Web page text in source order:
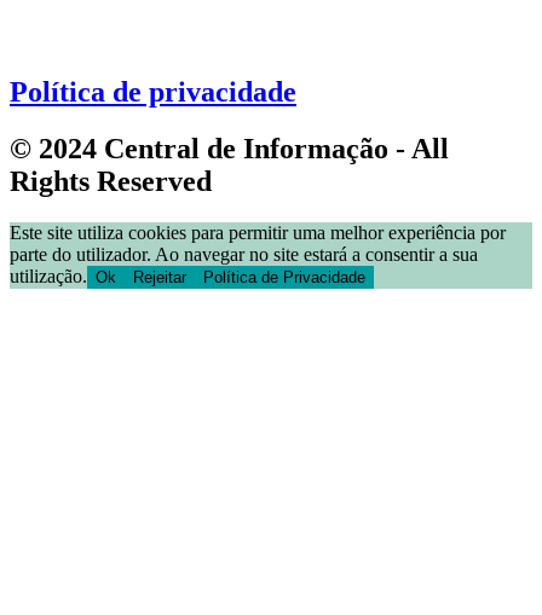
Política de privacidade
© 2024 Central de Informação - All
Rights Reserved
Este site utiliza cookies para permitir uma melhor experiência por
parte do utilizador. Ao navegar no site estará a consentir a sua
utilização. Ok Rejeitar Política de Privacidade